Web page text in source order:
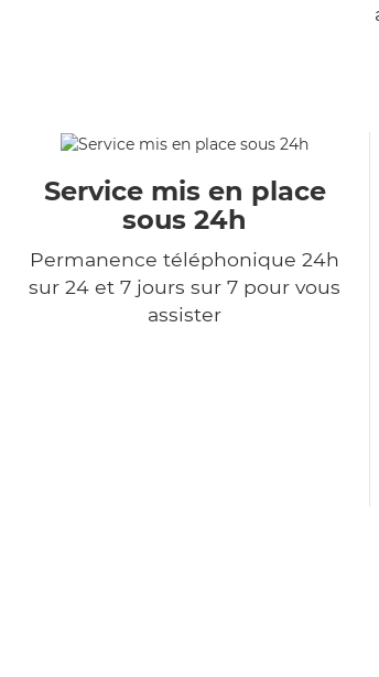
Service mis en place
sous 24h
Permanence téléphonique 24h
sur 24 et 7 jours sur 7 pour vous
assister